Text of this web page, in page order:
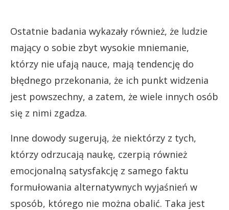
Ostatnie badania wykazały również, że ludzie
mający o sobie zbyt wysokie mniemanie,
którzy nie ufają nauce, mają tendencję do
błędnego przekonania, że ich punkt widzenia
jest powszechny, a zatem, że wiele innych osób
się z nimi zgadza.
Inne dowody sugerują, że niektórzy z tych,
którzy odrzucają naukę, czerpią również
emocjonalną satysfakcję z samego faktu
formułowania alternatywnych wyjaśnień w
sposób, którego nie można obalić. Taka jest